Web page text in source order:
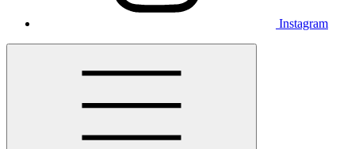
Instagram